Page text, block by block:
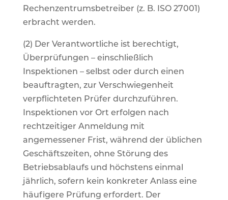
Rechenzentrumsbetreiber (z. B. ISO 27001)
erbracht werden.
(2) Der Verantwortliche ist berechtigt,
Überprüfungen – einschließlich
Inspektionen – selbst oder durch einen
beauftragten, zur Verschwiegenheit
verpflichteten Prüfer durchzuführen.
Inspektionen vor Ort erfolgen nach
rechtzeitiger Anmeldung mit
angemessener Frist, während der üblichen
Geschäftszeiten, ohne Störung des
Betriebsablaufs und höchstens einmal
jährlich, sofern kein konkreter Anlass eine
häufigere Prüfung erfordert. Der